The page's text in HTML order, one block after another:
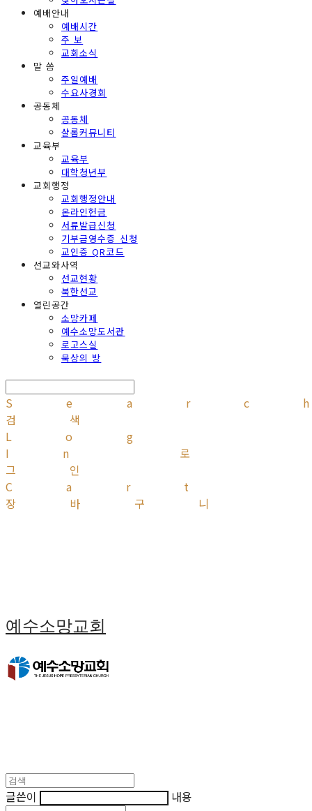
예배안내
예배시간
주 보
교회소식
말 씀
주일예배
수요사경회
공동체
공동체
샬롬커뮤니티
교육부
교육부
대학청년부
교회행정
교회행정안내
온라인헌금
서류발급신청
기부금영수증 신청
교인증 QR코드
선교와사역
선교현황
북한선교
열린공간
소망카페
예수소망도서관
로고스실
묵상의 방
검색
Log
In
로
그인
Cart
장바구니
예수소망교회
글쓴이 내용